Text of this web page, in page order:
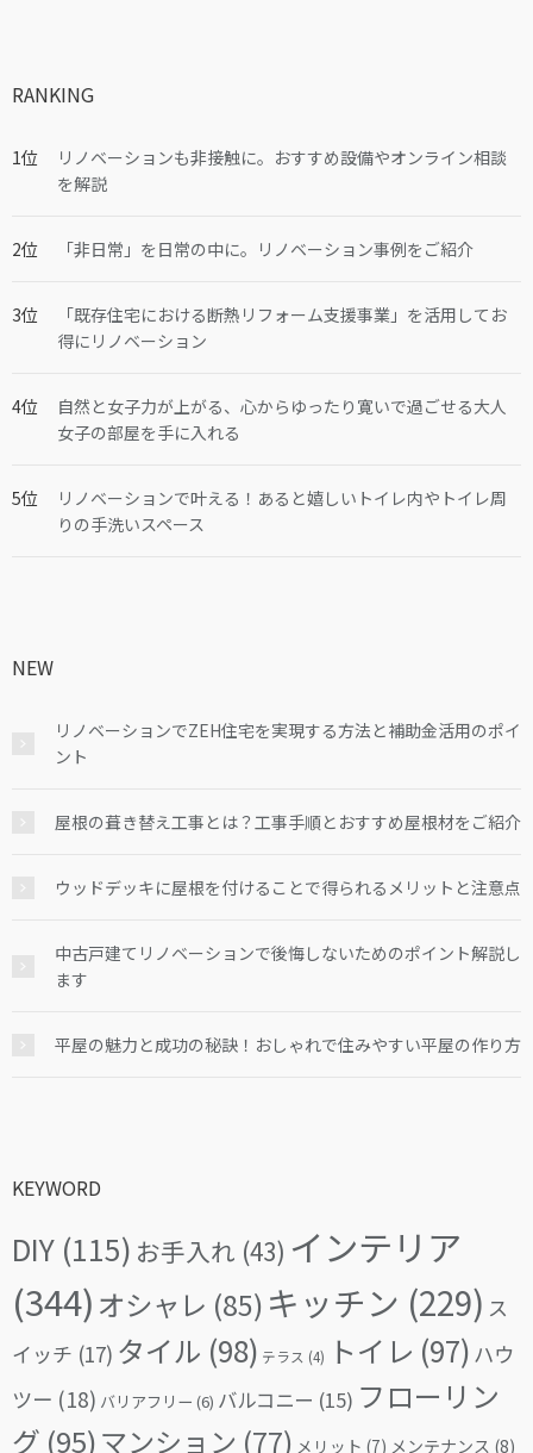
RANKING
リノベーションも非接触に。おすすめ設備やオンライン相談
を解説
「非日常」を日常の中に。リノベーション事例をご紹介
「既存住宅における断熱リフォーム支援事業」を活用してお
得にリノベーション
自然と女子力が上がる、心からゆったり寛いで過ごせる大人
女子の部屋を手に入れる
リノベーションで叶える！あると嬉しいトイレ内やトイレ周
りの手洗いスペース
NEW
リノベーションでZEH住宅を実現する方法と補助金活用のポイ
ント
屋根の葺き替え工事とは？工事手順とおすすめ屋根材をご紹介
ウッドデッキに屋根を付けることで得られるメリットと注意点
中古戸建てリノベーションで後悔しないためのポイント解説し
ます
平屋の魅力と成功の秘訣！おしゃれで住みやすい平屋の作り方
KEYWORD
DIY (115) お手入れ (43) インテリア
(344) オシャレ (85) キッチン (229) ス
イッチ (17) タイル (98) テラス (4) トイレ (97) ハウ
ツー (18) バリアフリー (6) バルコニー (15) フローリン
グ (95)マンション (77) メリット (7) メンテナンス (8)